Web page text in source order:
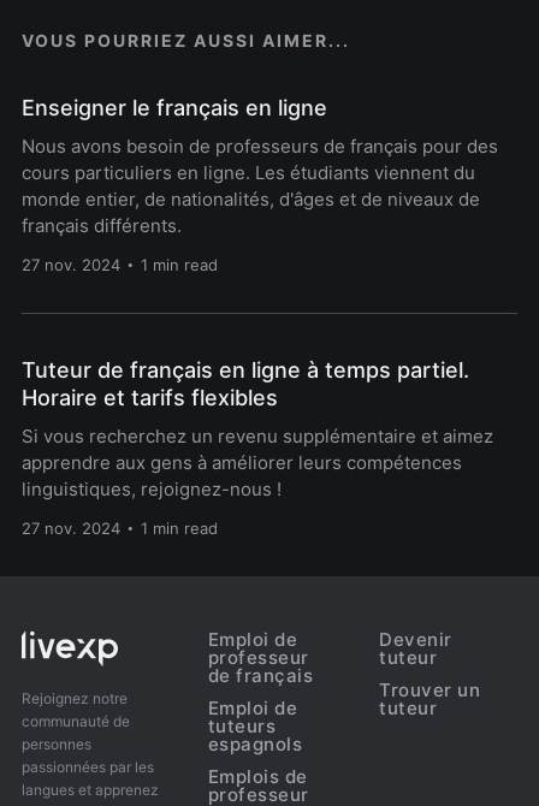
VOUS POURRIEZ AUSSI AIMER...
Enseigner le français en ligne
Nous avons besoin de professeurs de français pour des
cours particuliers en ligne. Les étudiants viennent du
monde entier, de nationalités, d'âges et de niveaux de
français différents.
27 nov. 2024 1 min read
Tuteur de français en ligne à temps partiel.
Horaire et tarifs flexibles
Si vous recherchez un revenu supplémentaire et aimez
apprendre aux gens à améliorer leurs compétences
linguistiques, rejoignez-nous !
27 nov. 2024 1 min read
Rejoignez notre
communauté de
personnes
passionnées par les
langues et apprenez
Emploi de
professeur
de français
Emploi de
tuteurs
espagnols
Emplois de
professeur
Devenir
tuteur
Trouver un
tuteur